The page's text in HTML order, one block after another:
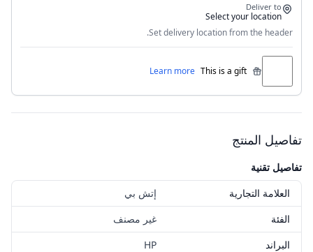
Deliver to
Select your location
Set delivery location from the header.
This is a gift
Learn more
تفاصيل المنتج
تفاصيل تقنية
العلامة التجارية
إتش بي
الفئة
غير مصنف
البراند
HP